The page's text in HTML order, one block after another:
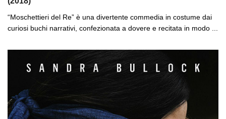
“Moschettieri del Re” è una divertente commedia in costume dai
curiosi buchi narrativi, confezionata a dovere e recitata in modo ...